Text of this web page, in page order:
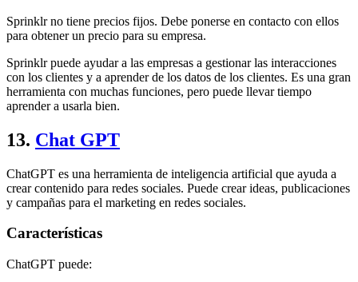
Sprinklr no tiene precios fijos. Debe ponerse en contacto con ellos
para obtener un precio para su empresa.
Sprinklr puede ayudar a las empresas a gestionar las interacciones
con los clientes y a aprender de los datos de los clientes. Es una gran
herramienta con muchas funciones, pero puede llevar tiempo
aprender a usarla bien.
13. Chat GPT
ChatGPT es una herramienta de inteligencia artificial que ayuda a
crear contenido para redes sociales. Puede crear ideas, publicaciones
y campañas para el marketing en redes sociales.
Características
ChatGPT puede: